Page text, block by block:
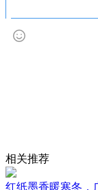
相关推荐